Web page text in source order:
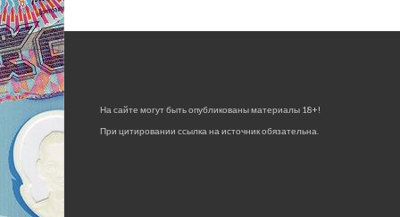
На сайте могут быть опубликованы материалы 18+!
При цитировании ссылка на источник обязательна.